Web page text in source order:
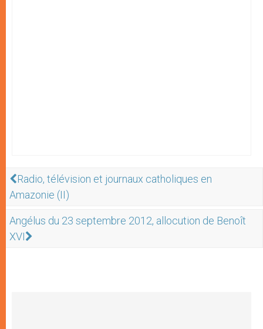
Radio, télévision et journaux catholiques en
Amazonie (II)
Angélus du 23 septembre 2012, allocution de Benoît
XVI